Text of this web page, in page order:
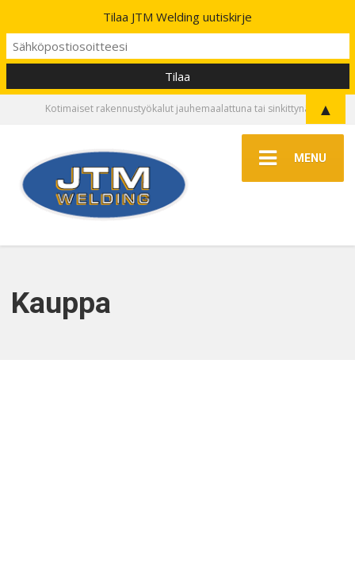
Kotimaiset rakennustyökalut jauhemaalattuna tai sinkittynä
MENU
Kauppa
Tilaa JTM Welding uutiskirje
▲